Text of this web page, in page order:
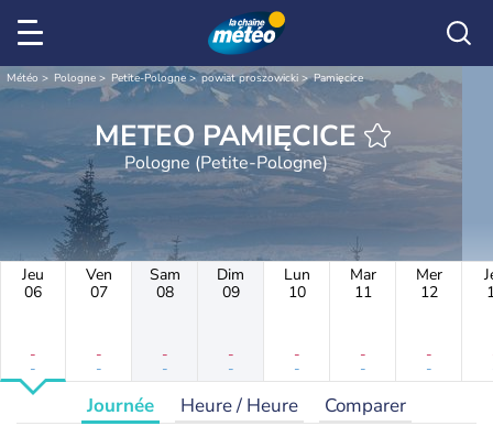
Météo Pologne Petite-Pologne powiat proszowicki Pamięcice
METEO PAMIĘCICE
Pologne (Petite-Pologne)
Jeu
06
-
-
Ven
07
-
-
Sam
08
-
-
Dim
09
-
-
Lun
10
-
-
Mar
11
-
-
Mer
12
-
-
Journée Heure / Heure Comparer